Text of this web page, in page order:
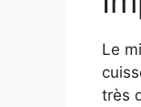
Le
très